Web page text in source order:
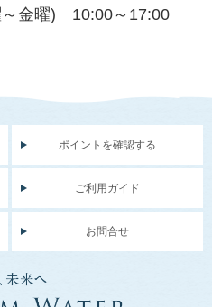
～金曜) 10:00～17:00
ポイントを確認する
ご利用ガイド
お問合せ